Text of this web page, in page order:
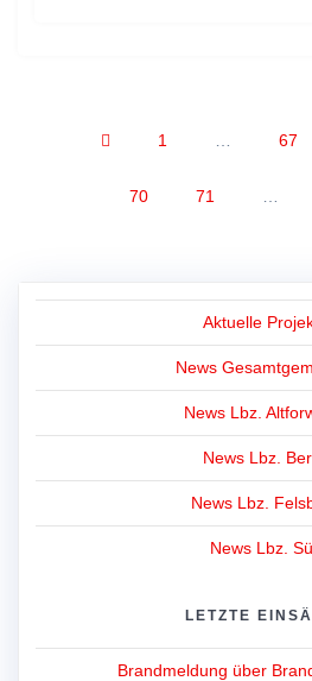
Page
1 Page
67
Page
70 Page
71
Aktuelle
News
News Lbz.
News Lbz.
News Lbz.
News Lbz.
LETZTE
Brandmeldung über